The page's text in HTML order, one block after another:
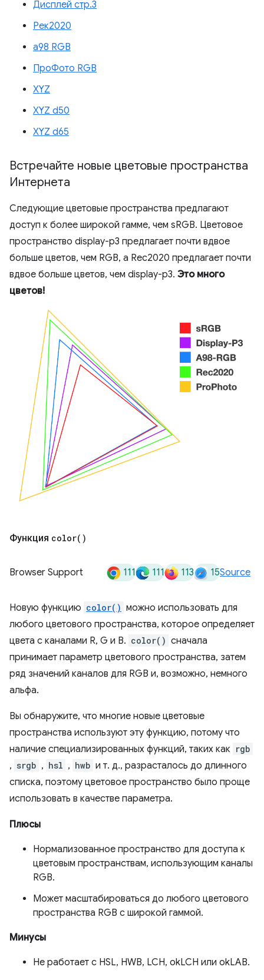
Дисплей стр.3
Рек2020
а98 RGB
ПроФото RGB
XYZ
XYZ d50
XYZ d65
Встречайте новые цветовые пространства
Интернета
Следующие цветовые пространства предлагают
доступ к более широкой гамме, чем sRGB. Цветовое
пространство display-p3 предлагает почти вдвое
больше цветов, чем RGB, а Rec2020 предлагает почти
вдвое больше цветов, чем display-p3. Это много
цветов!
Функция color( )
Browser Support 111 111 113 15Source
Новую функцию color() можно использовать для
любого цветового пространства, которое определяет
цвета с каналами R, G и B. color() сначала
принимает параметр цветового пространства, затем
ряд значений каналов для RGB и, возможно, немного
альфа.
Вы обнаружите, что многие новые цветовые
пространства используют эту функцию, потому что
наличие специализированных функций, таких как rgb
, srgb , hsl , hwb и т. д., разрасталось до длинного
списка, поэтому цветовое пространство было проще
использовать в качестве параметра.
Плюсы
Нормализованное пространство для доступа к
цветовым пространствам, использующим каналы
RGB.
Может масштабироваться до любого цветового
пространства RGB с широкой гаммой.
Минусы
Не работает с HSL, HWB, LCH, okLCH или okLAB.